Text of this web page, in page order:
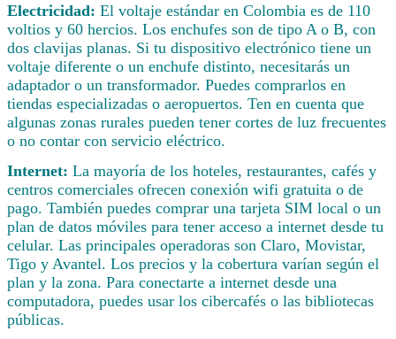
Electricidad: El voltaje estándar en Colombia es de 110
voltios y 60 hercios. Los enchufes son de tipo A o B, con
dos clavijas planas. Si tu dispositivo electrónico tiene un
voltaje diferente o un enchufe distinto, necesitarás un
adaptador o un transformador. Puedes comprarlos en
tiendas especializadas o aeropuertos. Ten en cuenta que
algunas zonas rurales pueden tener cortes de luz frecuentes
o no contar con servicio eléctrico.
Internet: La mayoría de los hoteles, restaurantes, cafés y
centros comerciales ofrecen conexión wifi gratuita o de
pago. También puedes comprar una tarjeta SIM local o un
plan de datos móviles para tener acceso a internet desde tu
celular. Las principales operadoras son Claro, Movistar,
Tigo y Avantel. Los precios y la cobertura varían según el
plan y la zona. Para conectarte a internet desde una
computadora, puedes usar los cibercafés o las bibliotecas
públicas.